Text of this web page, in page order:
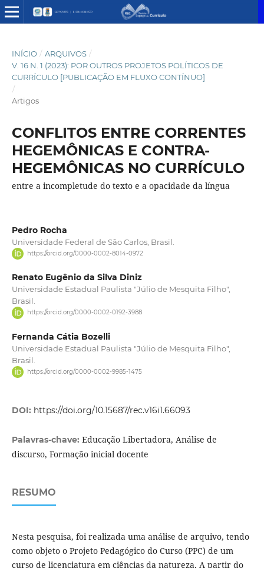
INÍCIO / ARQUIVOS /
V. 16 N. 1 (2023): POR OUTROS PROJETOS POLÍTICOS DE
CURRÍCULO [PUBLICAÇÃO EM FLUXO CONTÍNUO]
/
Artigos
CONFLITOS ENTRE CORRENTES
HEGEMÔNICAS E CONTRA-
HEGEMÔNICAS NO CURRÍCULO
entre a incompletude do texto e a opacidade da língua
Pedro Rocha
Universidade Federal de São Carlos, Brasil.
https://orcid.org/0000-0002-8014-0972
Renato Eugênio da Silva Diniz
Universidade Estadual Paulista "Júlio de Mesquita Filho",
Brasil.
https://orcid.org/0000-0002-0192-3988
Fernanda Cátia Bozelli
Universidade Estadual Paulista "Júlio de Mesquita Filho",
Brasil.
https://orcid.org/0000-0002-9985-1475
DOI: https://doi.org/10.15687/rec.v16i1.66093
Palavras-chave: Educação Libertadora, Análise de
discurso, Formação inicial docente
RESUMO
Nesta pesquisa, foi realizada uma análise de arquivo, tendo
como objeto o Projeto Pedagógico do Curso (PPC) de um
curso de licenciatura em ciências da natureza. A partir do